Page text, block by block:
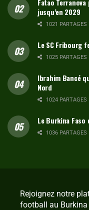
Fatao
jusqu’en 2029
1021 PARTAGES
Le SC Fribourg
1025 PARTAGES
Ibrahim Bancé
Nord
1024 PARTAGES
Le Burkina
1036 PARTAGES
Rejoignez notre
football au Burkina